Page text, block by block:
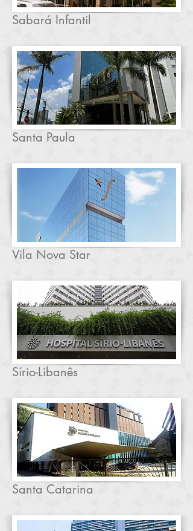
Sabará Infantil
Santa Paula
Vila Nova Star
Sírio-Libanês
Santa Catarina